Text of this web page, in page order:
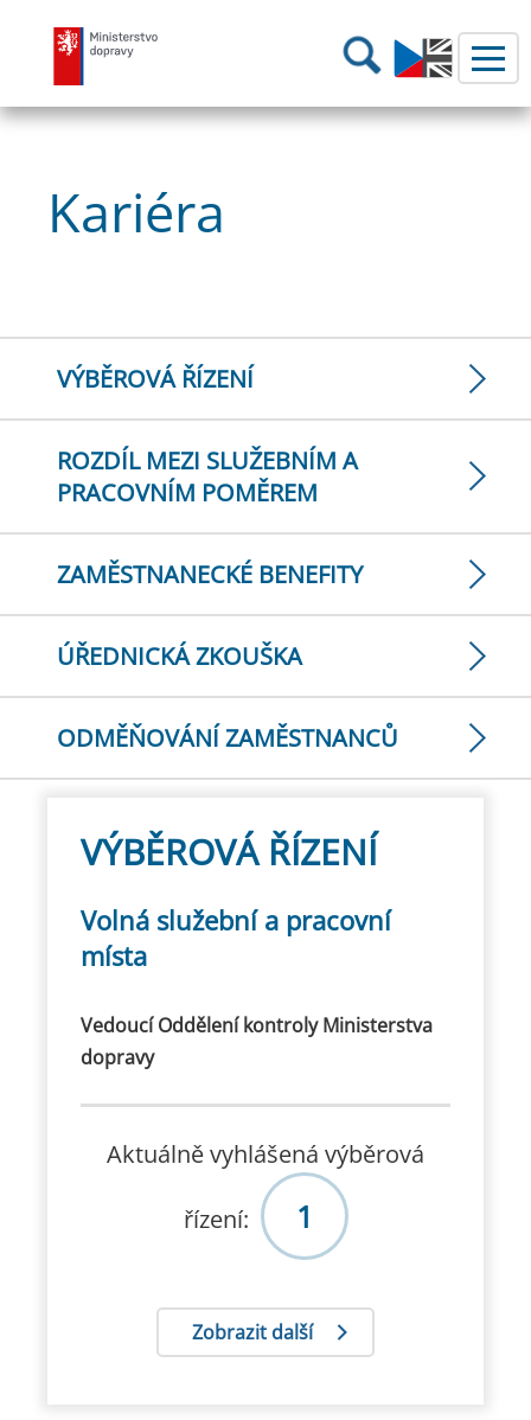
Ministerstvo dopravy Hledání
Kariéra
VÝBĚROVÁ ŘÍZENÍ
ROZDÍL MEZI SLUŽEBNÍM A
PRACOVNÍM POMĚREM
ZAMĚSTNANECKÉ BENEFITY
ÚŘEDNICKÁ ZKOUŠKA
ODMĚŇOVÁNÍ ZAMĚSTNANCŮ
VÝBĚROVÁ ŘÍZENÍ
Volná služební a pracovní
místa
Vedoucí Oddělení kontroly Ministerstva
dopravy
Aktuálně vyhlášená výběrová
řízení: 1
Zobrazit další